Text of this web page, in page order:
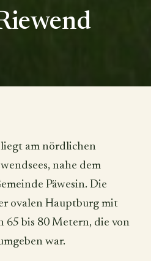
am nördlichen
nahe dem
Päwesin. Die
ovalen Hauptburg mit
65 bis 80 Metern, die von
war.